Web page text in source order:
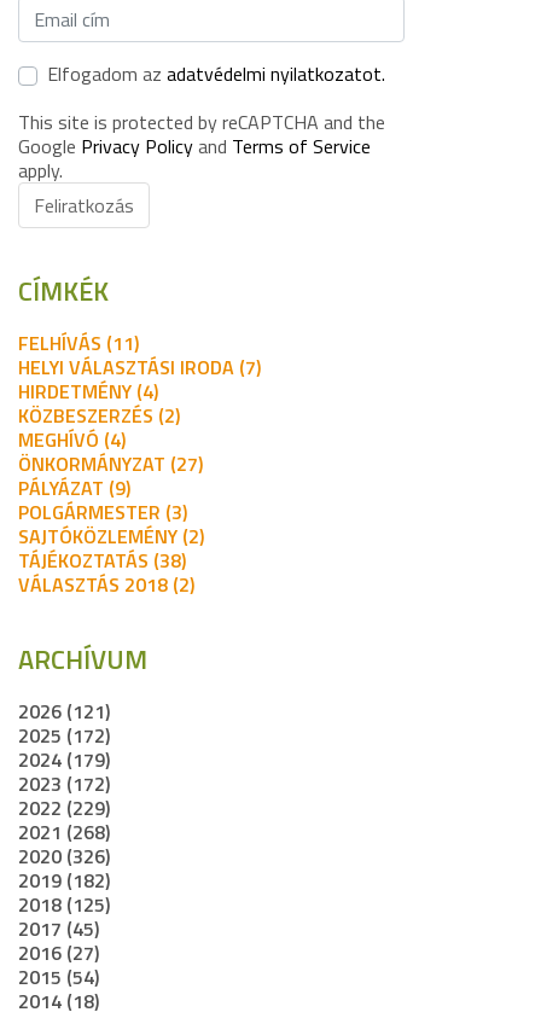
Elfogadom az adatvédelmi nyilatkozatot.
This site is protected by reCAPTCHA and the
Google Privacy Policyand Terms of Service
apply.
Feliratkozás
CÍMKÉK
FELHÍVÁS (11)
HELYI VÁLASZTÁSI IRODA (7)
HIRDETMÉNY (4)
KÖZBESZERZÉS (2)
MEGHÍVÓ (4)
ÖNKORMÁNYZAT (27)
PÁLYÁZAT (9)
POLGÁRMESTER (3)
SAJTÓKÖZLEMÉNY (2)
TÁJÉKOZTATÁS (38)
VÁLASZTÁS 2018 (2)
ARCHÍVUM
2026 (121)
2025 (172)
2024 (179)
2023 (172)
2022 (229)
2021 (268)
2020 (326)
2019 (182)
2018 (125)
2017 (45)
2016 (27)
2015 (54)
2014 (18)